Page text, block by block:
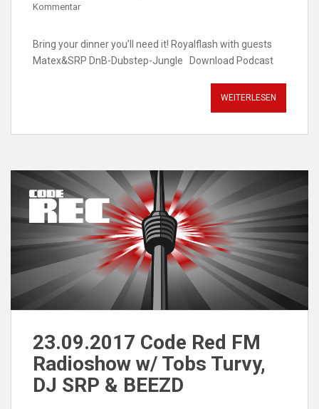
Kommentar
Bring your dinner you’ll need it! Royalflash with guests
Matex&SRP DnB-Dubstep-Jungle Download Podcast
WEITERLESEN
23.09.2017 Code Red FM
Radioshow w/ Tobs Turvy,
DJ SRP & BEEZD